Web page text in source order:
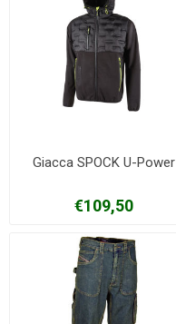
Giacca SPOCK U-Power
€109,50